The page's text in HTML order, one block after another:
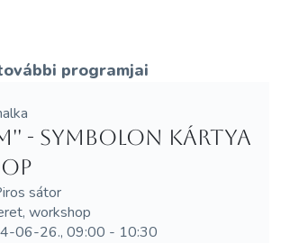
programjai
- Symbolon kártya
sátor
workshop
06-26., 09:00 - 10:30